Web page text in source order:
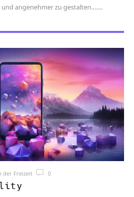
und angenehmer zu gestalten.…
der Freizeit 0